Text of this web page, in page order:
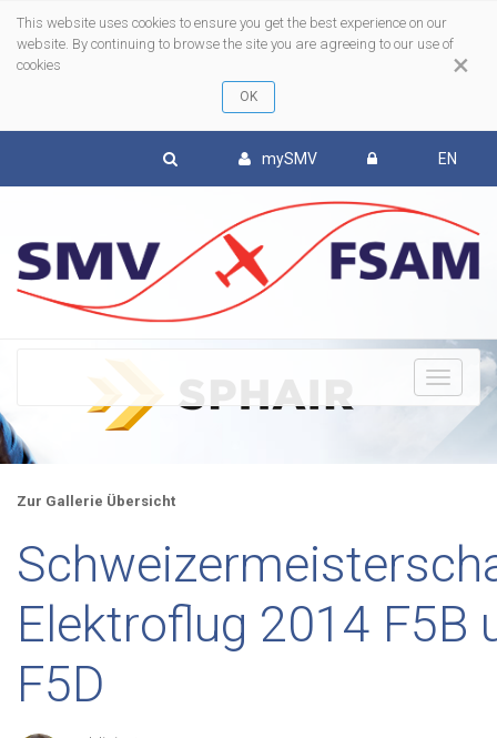
×
This website uses cookies to ensure you get the best experience on our
website. By continuing to browse the site you are agreeing to our use of
cookies
mySMV EN
Zur Gallerie Übersicht
Elektroflug 2014 F5B
F5D